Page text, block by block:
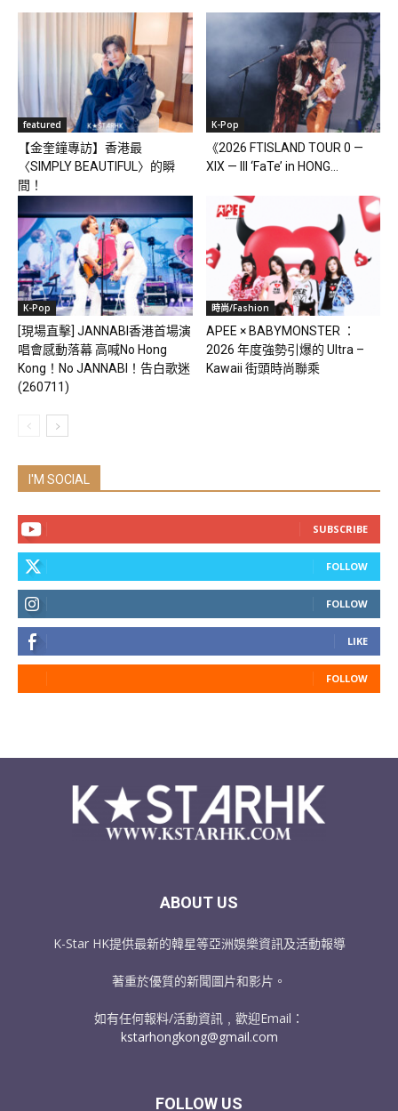
featured
【金奎鐘專訪】香港最
〈SIMPLY BEAUTIFUL〉的瞬
間！
K-Pop
《2026 FTISLAND TOUR 0 —
XIX — III ‘FaTe’ in HONG...
K-Pop
[現場直擊] JANNABI香港首場演
唱會感動落幕 高喊No Hong
Kong！No JANNABI！告白歌迷
(260711)
時尚/Fashion
APEE × BABYMONSTER ：
2026 年度強勢引爆的 Ultra –
Kawaii 街頭時尚聯乘
I'M SOCIAL
SUBSCRIBE
FOLLOW
FOLLOW
LIKE
FOLLOW
ABOUT US
K-Star HK提供最新的韓星等亞洲娛樂資訊及活動報導
著重於優質的新聞圖片和影片。
如有任何報料/活動資訊﹐歡迎Email：
kstarhongkong@gmail.com
FOLLOW US